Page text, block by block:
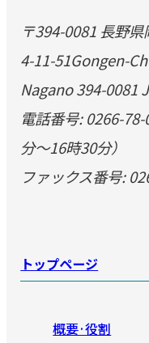
〒394-0081 長野
4-11-51Gongen-
Nagano 394-0081
電話番号: 0266-
分～16時30分）
ファックス番号:
トップページ
概要·役割